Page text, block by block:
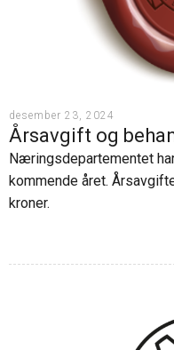
desember 23, 2024
Årsavgift og
Næringsdepartementet
kommende året.
kroner.